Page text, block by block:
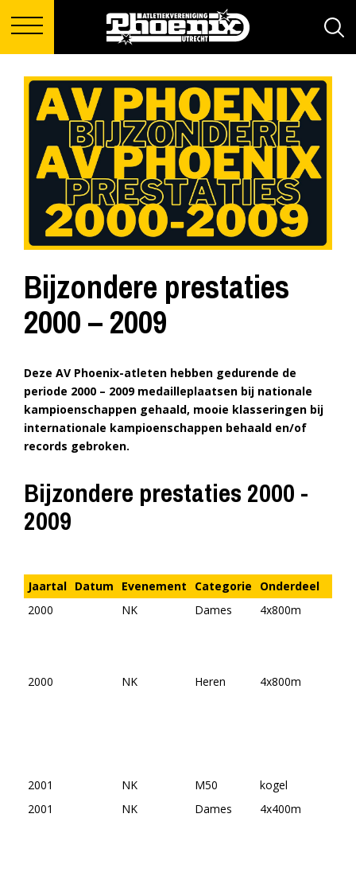
Bijzondere prestaties
2000 – 2009
Deze AV Phoenix-atleten hebben gedurende de
periode 2000 – 2009 medailleplaatsen bij nationale
kampioenschappen gehaald, mooie klasseringen bij
internationale kampioenschappen behaald en/of
records gebroken.
Bijzondere prestaties 2000 -
2009
Jaartal Datum Evenement Categorie
Onderdeel
2000
NK Dames 4x800m
2000 NK Heren 4x800m
2001 NK M50
kogel
2001
NK Dames 4x400m